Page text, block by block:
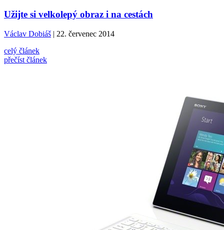
Užijte si velkolepý obraz i na cestách
Václav Dobiáš | 22. červenec 2014
celý článek
přečíst článek